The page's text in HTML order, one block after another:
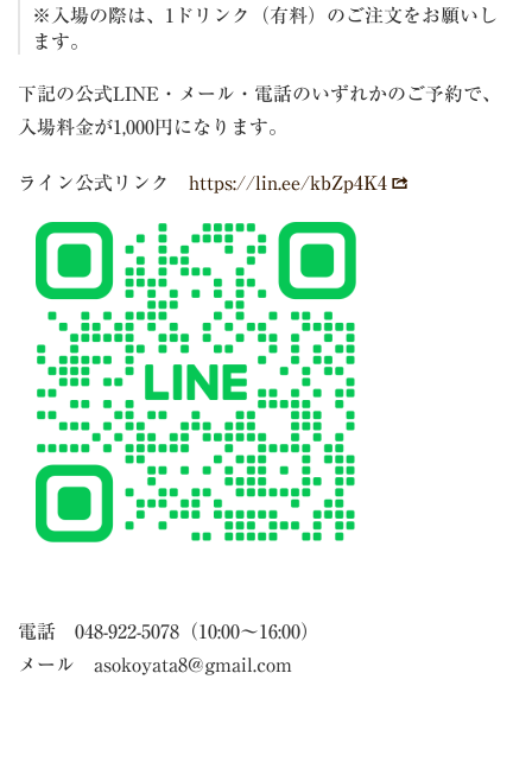
※入場の際は、1ドリンク（有料）のご注文をお願いし
ます。
下記の公式LINE・メール・電話のいずれかのご予約で、
入場料金が1,000円になります。
ライン公式リンク https://lin.ee/kbZp4K4
電話 048-922-5078（10:00～16:00）
メール asokoyata8@gmail.com